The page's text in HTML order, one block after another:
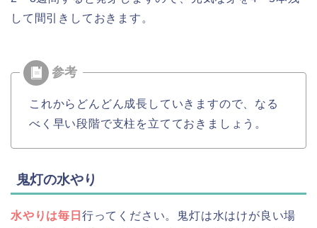
して間引きしておきます。
これからどんどん成長していきますので、なる
べく早い段階で支柱を立てておきましょう。
鬼灯の水やり
水やりは毎日 行ってください。鬼灯は水はけが良い場